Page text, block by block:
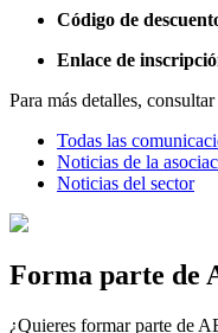
Código de
Enlace de
Para más detalles,
Todas las
Noticias de la
Noticias del sector
Forma parte de
¿Quieres formar parte de